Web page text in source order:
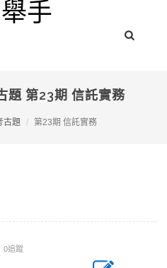
題 第23期 信託實務
古題 第23期 信託實務
0追蹤